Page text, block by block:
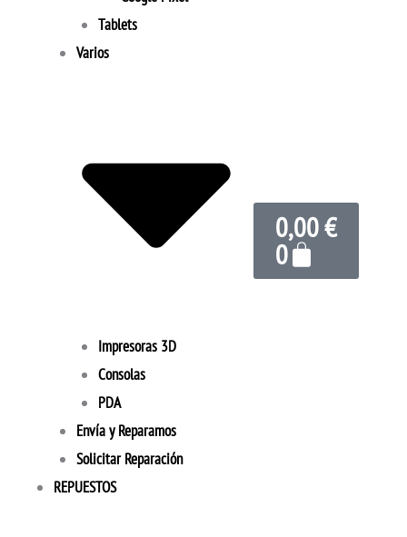
Tablets
Varios
Impresoras 3D
Consolas
PDA
Envía y Reparamos
Solicitar Reparación
REPUESTOS
0,00€
0
Carrito